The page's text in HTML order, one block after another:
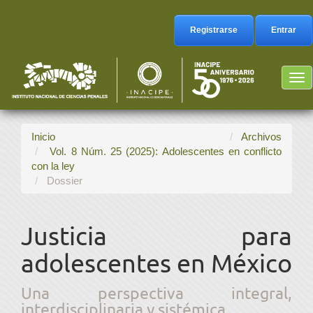
Barra
lateral
Registrarse Entrar
Inicio
Archivos
Vol. 8 Núm. 25 (2025): Adolescentes en conflicto
con la ley
Dossier
Justicia para
adolescentes en México
Una perspectiva integral,
interdisciplinaria y sistémica